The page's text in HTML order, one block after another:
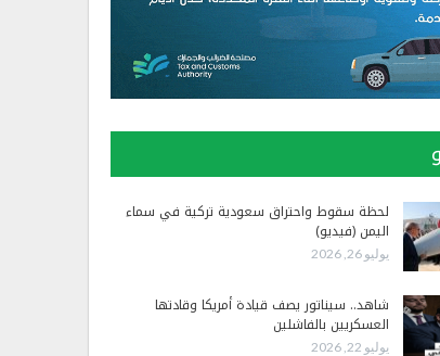
لحظة سقوط واحتراق سعودية تركية في سماء
اليمن (فيديو)
يوليو 26, 2026
شاهد.. سيناتور يصف قيادة أمريكا وقادتها
العسكريين بالفاشلين
يوليو 22, 2026